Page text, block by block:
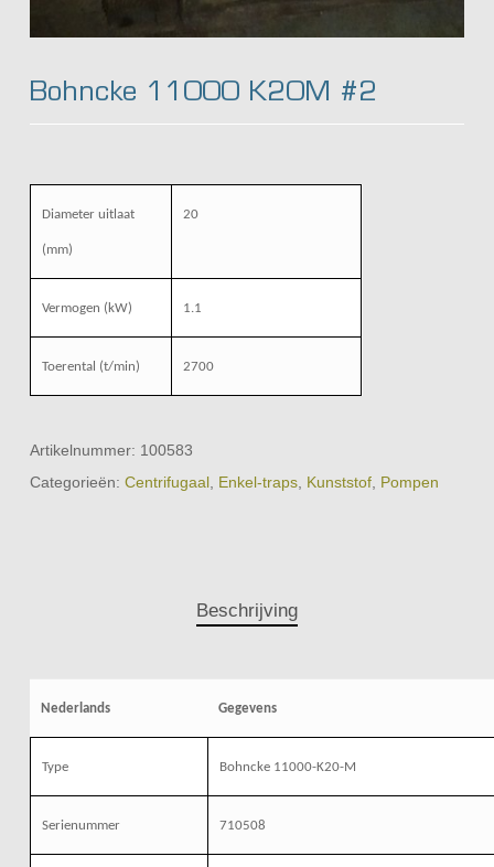
Bohncke 11000 K20M #2
Diameter uitlaat
(mm)
20
Vermogen (kW) 1.1
Toerental (t/min) 2700
Artikelnummer: 100583
Categorieën: Centrifugaal, Enkel-traps, Kunststof, Pompen
Beschrijving
Nederlands Gegevens
Type Bohncke 11000-K20-M
Serienummer 710508